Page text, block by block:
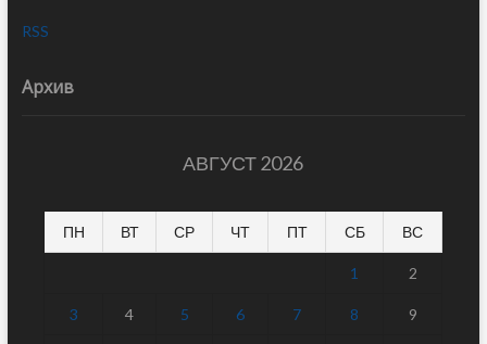
RSS
Архив
АВГУСТ 2026
ПН ВТ СР ЧТ ПТ СБ ВС
1 2
3 4 5 6 7 8 9